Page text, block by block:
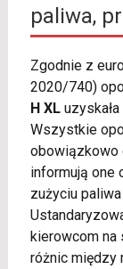
paliwa,
Zgodnie z
2020/740)
H XLuzyskała
Wszystkie
obowiązkowo
informują one
zużyciu
kierowcom
różnic między